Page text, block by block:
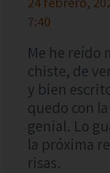
7:40
Me he reído
chiste, de
y bien
quedo con
genial. Lo
la próxima
risas.